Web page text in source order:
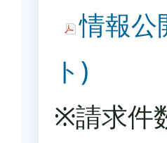
情報公
ト)
※請求件